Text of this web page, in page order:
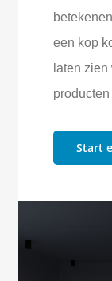
een kop
laten
producten
Start